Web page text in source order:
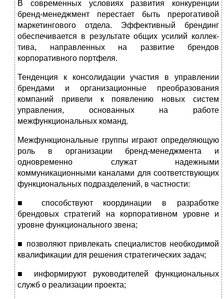
В современных условиях развития конкуренции
бренд-менедж­мент перестает быть прерогативой
маркетингового отдела. Эффек­тивный брендинг
обеспечивается в результате общих усилий коллек­
тива, направленных на развитие брендов
корпоративного портфеля.
Тенденция к консолидации участия в управлении
брендами и организационные преобразования
компаний привели к появлению новых систем
управления, основанных на работе
межфункциональ­ных команд.
Межфункциональные группы играют определяющую
роль в орга­низации бренд-менеджмента и
одновременно служат надежными
коммуникационными каналами для соответствующих
функциональ­ных подразделений, в частности:
■ способствуют координации в разработке
брендовых стратегий на корпоративном уровне и
уровне функционального звена;
■ позволяют привлекать специалистов необходимой
квалифи­кации для решения стратегических задач;
■ информируют руководителей функциональных
служб о реа­лизации проекта;